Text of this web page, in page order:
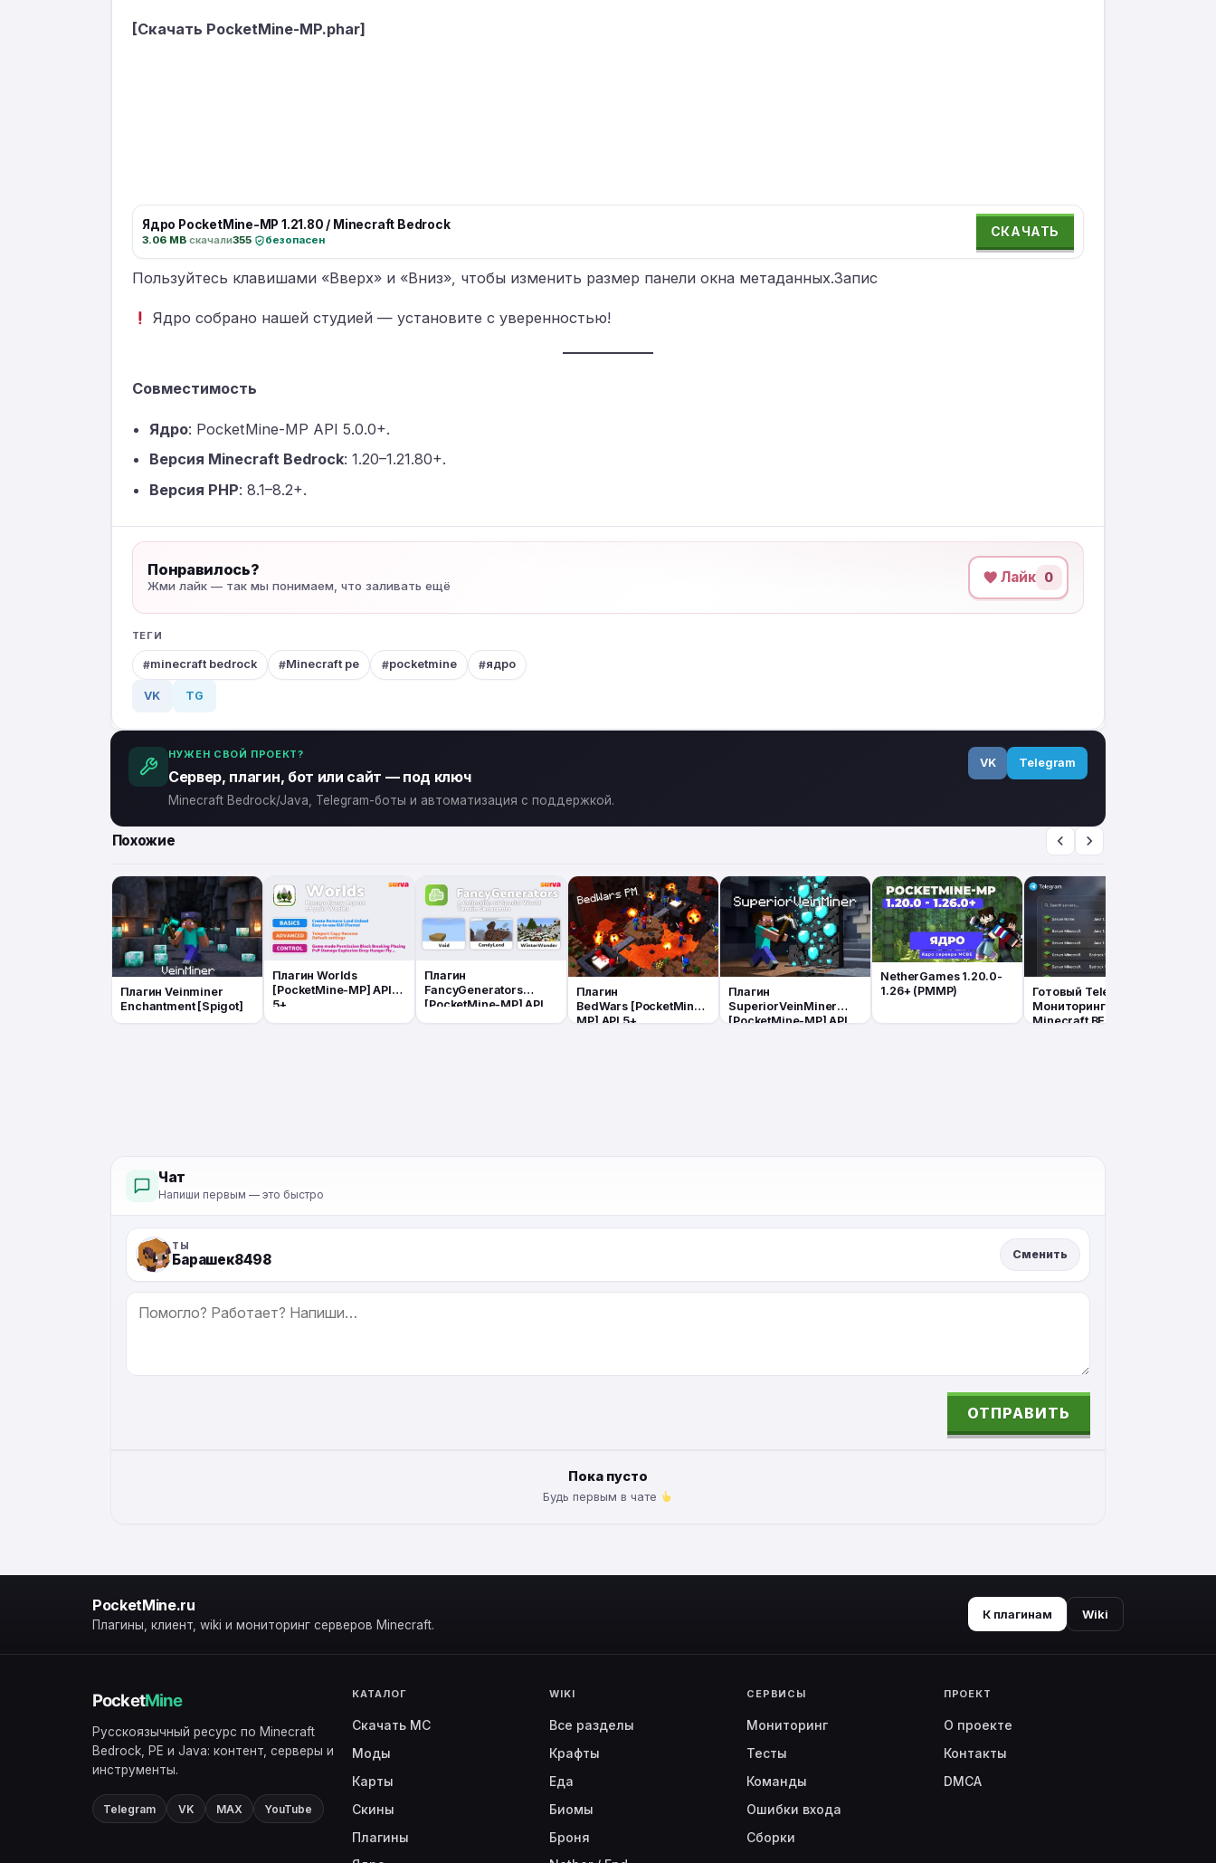
[Скачать PocketMine-MP.phar]
Ядро PocketMine-MP 1.21.80 / Minecraft Bedrock
3.06 MB·скачали355· безопасен
СКАЧАТЬ
Пользуйтесь клавишами «Вверх» и «Вниз», чтобы изменить размер панели окна метаданных.Запис
Ядро собрано нашей студией — установите с уверенностью!
Совместимость
Ядро: PocketMine-MP API 5.0.0+.
Версия Minecraft Bedrock: 1.20–1.21.80+.
Версия PHP: 8.1–8.2+.
Понравилось?
Жми лайк — так мы понимаем, что заливать ещё Лайк 0
ТЕГИ
minecraft bedrock Minecraft pe pocketmine ядро
VK TG
НУЖЕН СВОЙ ПРОЕКТ?
Сервер, плагин, бот или сайт — под ключ
Minecraft Bedrock/Java, Telegram-боты и автоматизация с поддержкой.
VK Telegram
Похожие
Плагин Veinminer
Enchantment [Spigot]
Плагин Worlds
[PocketMine-MP] API
5+
Плагин
FancyGenerators
[PocketMine-MP] API
Плагин
BedWars [PocketMine-
MP] API 5+
Плагин
SuperiorVeinMiner
[PocketMine-MP] API
NetherGames 1.20.0-
1.26+ (PMMP)
Готовый Telegram Бот
Мониторинг серверов
Minecraft BE/Java
Чат
Напиши первым — это быстро
ТЫ
Барашек8498 Сменить
СООБЩЕНИЕ
ОТПРАВИТЬ
Пока пусто
Будь первым в чате
PocketMine.ru
Плагины, клиент, wiki и мониторинг серверов Minecraft.
К плагинам Wiki
Русскоязычный ресурс по Minecraft
Bedrock, PE и Java: контент, серверы и
инструменты.
Telegram VK MAX YouTube
КАТАЛОГ
Скачать MC
Моды
Карты
Скины
Плагины
WIKI
Все разделы
Крафты
Еда
Биомы
Броня
СЕРВИСЫ
Мониторинг
Тесты
Команды
Ошибки входа
Сборки
ПРОЕКТ
О проекте
Контакты
DMCA